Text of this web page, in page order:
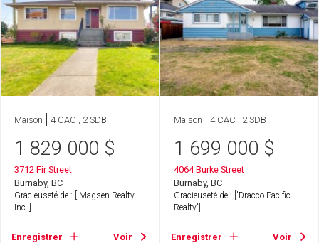
Maison 4 CAC , 2 SDB
1 829 000 $
3712 Fir Street
Burnaby, BC
Gracieuseté de : ['Magsen Realty
Inc.']
Enregistrer Voir
Maison 4 CAC , 2 SDB
1 699 000 $
4064 Burke Street
Burnaby, BC
Gracieuseté de : ['Dracco Pacific
Realty']
Enregistrer Voir